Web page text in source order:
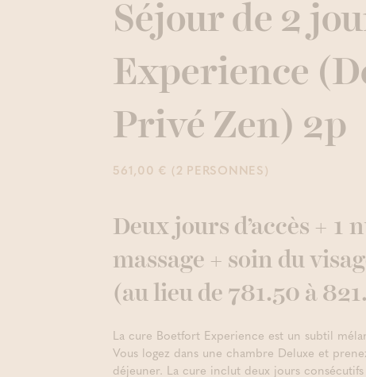
Séjour de 2
Experience
Privé Zen) 2p
561,00 € (2 PERSONNES)
Deux jours d’accès + 1
massage + soin du
(au lieu de 781.50 à
La cure Boetfort Experience est un subtil
Vous logez dans une chambre Deluxe et
déjeuner. La cure inclut deux jours consécutifs